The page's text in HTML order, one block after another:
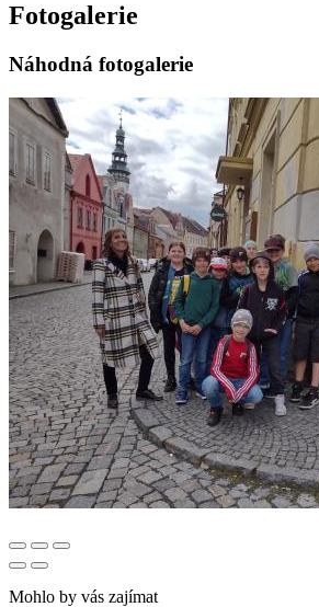
Fotogalerie
Náhodná fotogalerie
Mohlo by vás zajímat